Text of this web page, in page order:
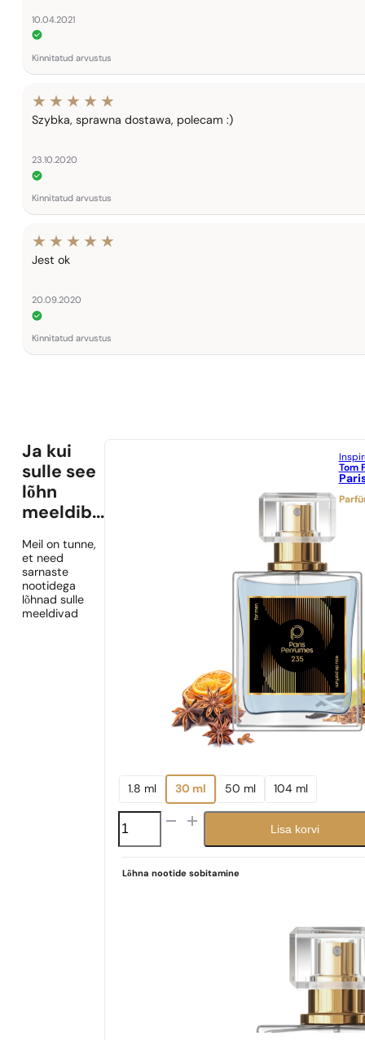
10.04.2021
Kinnitatud arvustus
Szybka, sprawna dostawa, polecam :)
23.10.2020
Kinnitatud arvustus
Jest ok
20.09.2020
Kinnitatud arvustus
Ja kui
sulle see
lõhn
meeldib...
Meil on tunne,
et need
sarnaste
nootidega
lõhnad sulle
meeldivad
Tom
1.8 ml 30 ml 50 ml 104 ml
235
kogus
Lisa korvi
Lõhna nootide sobitamine